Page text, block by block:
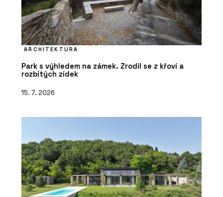
ARCHITEKTURA
Park s výhledem na zámek. Zrodil se z křoví a
rozbitých zídek
15. 7. 2026